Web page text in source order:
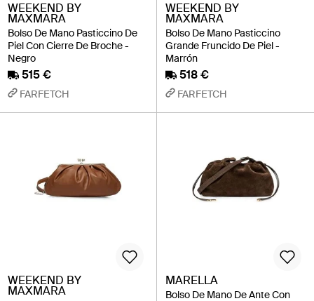
WEEKEND BY
MAXMARA
Bolso De Mano Pasticcino De
Piel Con Cierre De Broche -
Negro
515 €
FARFETCH
WEEKEND BY
MAXMARA
Bolso De Mano Pasticcino
Grande Fruncido De Piel -
Marrón
518 €
FARFETCH
WEEKEND BY
MAXMARA
MARELLA
Bolso De Mano De Ante Con